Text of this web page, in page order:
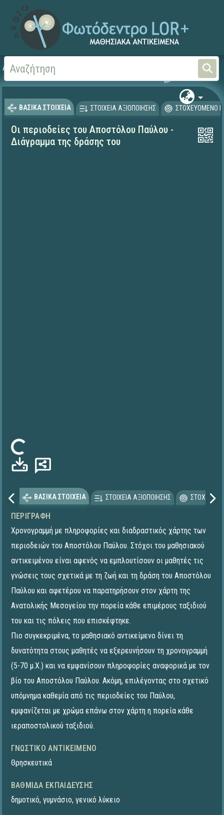
Αρχική
ΒΑΣΙΚΑ ΣΤΟΙΧΕΙΑ ΣΤΟΙΧΕΙΑ ΑΞΙΟΠΟΙΗΣΗΣ ΣΤΟΧΕΥΟΜΕΝΟ
Οι περιοδείες του Αποστόλου Παύλου -
Διάγραμμα της δράσης του
ΒΑΣΙΚΑ ΣΤΟΙΧΕΙΑ ΣΤΟΙΧΕΙΑ ΑΞΙΟΠΟΙΗΣΗΣ
ΠΕΡΙΓΡΑΦΉ
Χρονογραμμή με πληροφορίες και διαδραστικός χάρτης των
περιοδειών του Αποστόλου Παύλου. Στόχοι του μαθησιακού
αντικειμένου είναι αφενός να εμπλουτίσουν οι μαθητές τις
γνώσεις τους σχετικά με τη ζωή και τη δράση του Αποστόλου
Παύλου και αφετέρου να παρατηρήσουν στον χάρτη της
Ανατολικής Μεσογείου την πορεία κάθε επιμέρους ταξιδιού
του και τις πόλεις που επισκέφτηκε.
Πιο συγκεκριμένα, το μαθησιακό αντικείμενο δίνει τη
δυνατότητα στους μαθητές να εξερευνήσουν τη χρονογραμμή
(5-70 μ.Χ.) και να εμφανίσουν πληροφορίες αναφορικά με τον
βίο του Αποστόλου Παύλου. Ακόμη, επιλέγοντας στο σχετικό
υπόμνημα καθεμία από τις περιοδείες του Παύλου,
εμφανίζεται με χρώμα επάνω στον χάρτη η πορεία κάθε
ιεραποστολικού ταξιδιού.
ΓΝΩΣΤΙΚΌ ΑΝΤΙΚΕΊΜΕΝΟ
Θρησκευτικά
ΒΑΘΜΊΔΑ ΕΚΠΑΊΔΕΥΣΗΣ
δημοτικό, γυμνάσιο, γενικό λύκειο